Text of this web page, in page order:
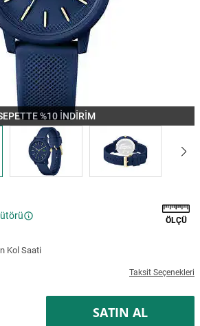
%10 İNDİRİM
ÖLÇÜ
Kol Saati
Taksit Seçenekleri
SATIN AL